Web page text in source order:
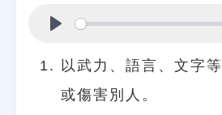
以武力、語言、文字
或傷害別人。